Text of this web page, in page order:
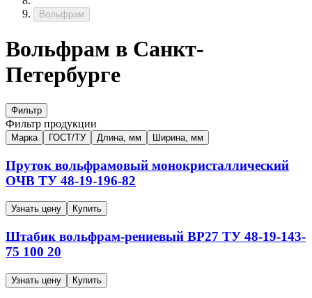
Вольфрам
Вольфрам в Санкт-
Петербурге
Фильтр
Фильтр продукции
Марка ГОСТ/ТУ Длина, мм Ширина, мм
Пруток вольфрамовый монокристаллический
ОЧВ ТУ 48-19-196-82
Узнать цену Купить
Штабик вольфрам-рениевый ВР27 ТУ 48-19-143-
75 100 20
Узнать цену Купить